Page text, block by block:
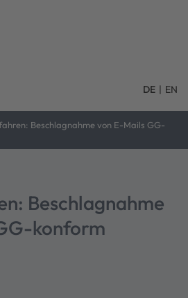
DE | EN
Beschlagnahme von E-Mails GG-
Beschlagnahme
konform